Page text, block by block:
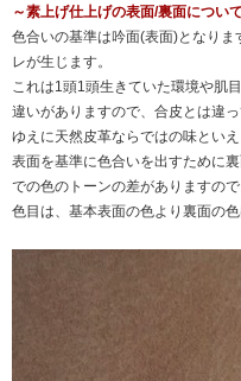
～素上げ仕上げの表面/裏面につい
色合いの基準は吟面(表面)となり
レが生じます。
これは1頭1頭生きていた環境や肌
違いがありますので、合皮とは違
ゆえに天然皮革ならではの味といえ
表面を基準に色合いを出すために
での色のトーンの差がありますので
色目は、基本表面の色より裏面の